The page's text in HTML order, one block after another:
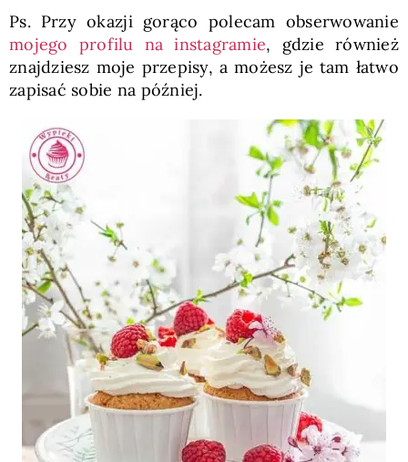
Ps. Przy okazji gorąco polecam obserwowanie
mojego profilu na instagramie, gdzie również
znajdziesz moje przepisy, a możesz je tam łatwo
zapisać sobie na później.